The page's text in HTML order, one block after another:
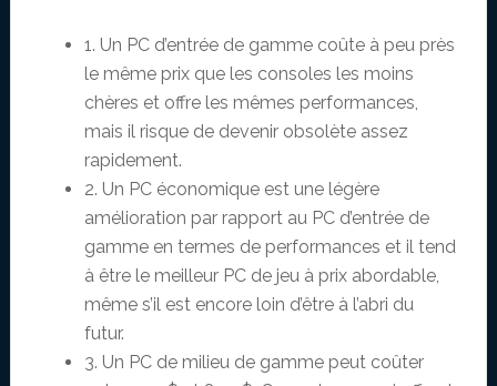
1. Un PC d’entrée de gamme coûte à peu près
le même prix que les consoles les moins
chères et offre les mêmes performances,
mais il risque de devenir obsolète assez
rapidement.
2. Un PC économique est une légère
amélioration par rapport au PC d’entrée de
gamme en termes de performances et il tend
à être le meilleur PC de jeu à prix abordable,
même s’il est encore loin d’être à l’abri du
futur.
3. Un PC de milieu de gamme peut coûter